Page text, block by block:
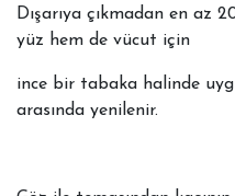
Dışarıya çıkmadan en az
yüz hem de vücut için
ince bir tabaka halinde
arasında yenilenir.